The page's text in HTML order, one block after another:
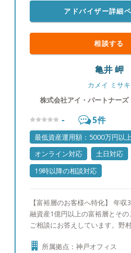
アドバイザー詳細
相談する
亀井 岬
カメイ ミサキ
株式会社アイ・パートナー
- 5件
最低資産運用額：5000万円以上
オンライン対応
土日対応
19時以降の相談対応
【富裕層のお客様へ特化】 年
融資産1億円以上の富裕層とそ
ご相談にお答えしています。野
ポートフォリオ運用の研鑽を積
所属拠点：神戸オフィス